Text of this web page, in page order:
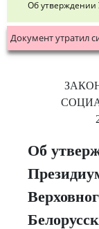
Об утверждении
Документ утратил
Об